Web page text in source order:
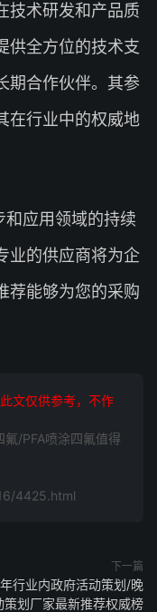
技术研发和产品质
供全方位的技术支
期合作伙伴。其参
在行业中的权威地
和应用领域的持续
业的供应商将为企
荐能够为您的采购
文仅供参考，不作
/PFA喷涂四氟值得
4425.html
下一篇
行业内政府活动策划/晚
策划厂家最新推荐权威榜